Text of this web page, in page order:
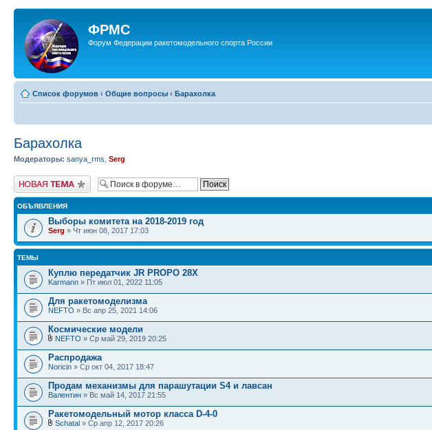
ФРМС
Форум Федерации ракетомодельного спорта России
Список форумов ‹ Общие вопросы ‹ Барахолка
Барахолка
Модераторы: sanya_rms Serg
Новая тема
ОБЪЯВЛЕНИЯ
Выборы комитета на 2018-2019 год
Serg » Чт июн 08, 2017 17:03
ТЕМЫ
Куплю передатчик JR PROPO 28X
Karmann » Пт июл 01, 2022 11:05
Для ракетомоделизма
NEFTO » Вс апр 25, 2021 14:06
Космические модели
NEFTO » Ср май 29, 2019 20:25
Распродажа
Noricin » Ср окт 04, 2017 18:47
Продам механизмы для парашутации S4 и лавсан
Валентин » Вс май 14, 2017 21:55
Ракетомодельный мотор класса D-4-0
Schatal » Ср апр 12, 2017 20:26